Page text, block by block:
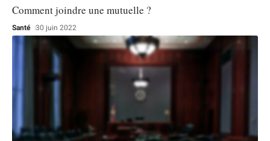
Comment joindre une mutuelle ?
Santé 30 juin 2022